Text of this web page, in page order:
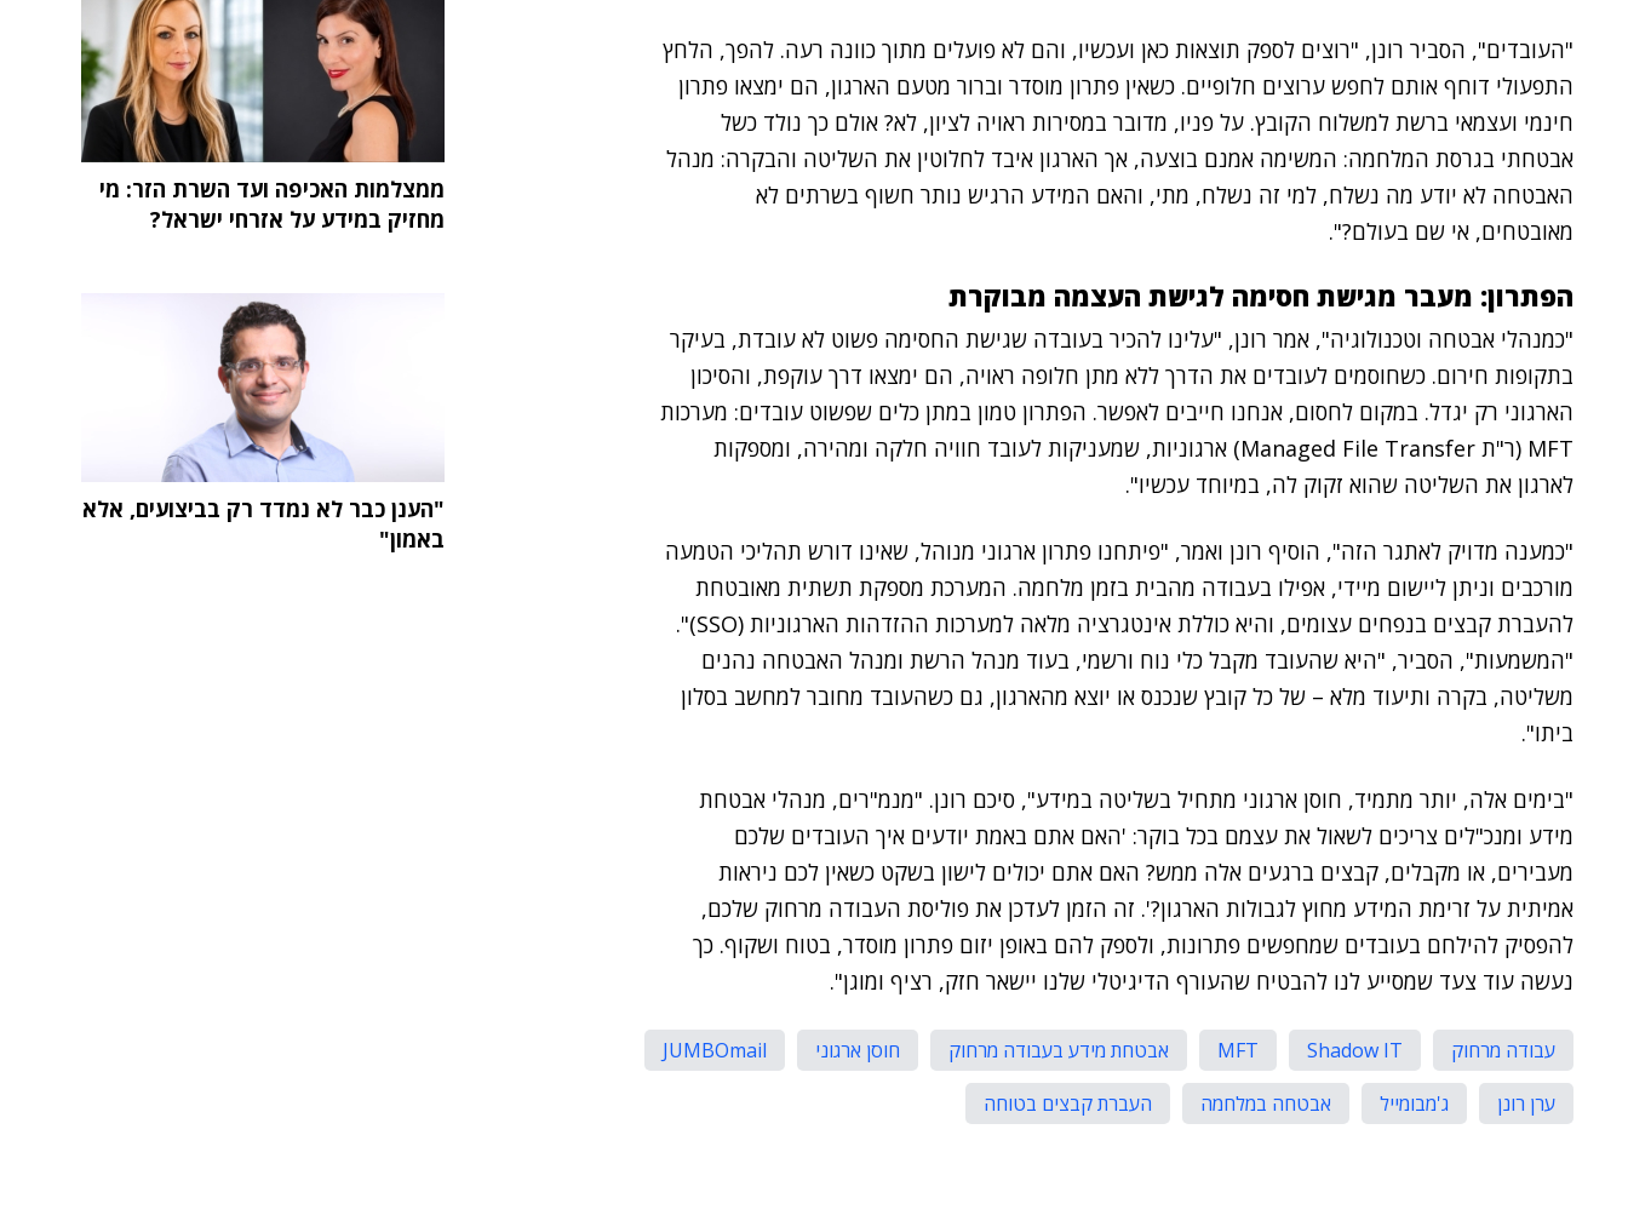
"העובדים", הסביר רונן, "רוצים לספק תוצאות כאן ועכשיו, והם לא פועלים מתוך כוונה רעה. להפך, הלחץ
התפעולי דוחף אותם לחפש ערוצים חלופיים. כשאין פתרון מוסדר וברור מטעם הארגון, הם ימצאו פתרון
חינמי ועצמאי ברשת למשלוח הקובץ. על פניו, מדובר במסירות ראויה לציון, לא? אולם כך נולד כשל
אבטחתי בגרסת המלחמה: המשימה אמנם בוצעה, אך הארגון איבד לחלוטין את השליטה והבקרה: מנהל
האבטחה לא יודע מה נשלח, למי זה נשלח, מתי, והאם המידע הרגיש נותר חשוף בשרתים לא
מאובטחים, אי שם בעולם?".
הפתרון: מעבר מגישת חסימה לגישת העצמה מבוקרת
"כמנהלי אבטחה וטכנולוגיה", אמר רונן, "עלינו להכיר בעובדה שגישת החסימה פשוט לא עובדת, בעיקר
בתקופות חירום. כשחוסמים לעובדים את הדרך ללא מתן חלופה ראויה, הם ימצאו דרך עוקפת, והסיכון
הארגוני רק יגדל. במקום לחסום, אנחנו חייבים לאפשר. הפתרון טמון במתן כלים שפשוט עובדים: מערכות
MFT (ר"ת Managed File Transfer) ארגוניות, שמעניקות לעובד חוויה חלקה ומהירה, ומספקות
לארגון את השליטה שהוא זקוק לה, במיוחד עכשיו".
"כמענה מדויק לאתגר הזה", הוסיף רונן ואמר, "פיתחנו פתרון ארגוני מנוהל, שאינו דורש תהליכי הטמעה
מורכבים וניתן ליישום מיידי, אפילו בעבודה מהבית בזמן מלחמה. המערכת מספקת תשתית מאובטחת
להעברת קבצים בנפחים עצומים, והיא כוללת אינטגרציה מלאה למערכות ההזדהות הארגוניות (SSO)".
"המשמעות", הסביר, "היא שהעובד מקבל כלי נוח ורשמי, בעוד מנהל הרשת ומנהל האבטחה נהנים
משליטה, בקרה ותיעוד מלא – של כל קובץ שנכנס או יוצא מהארגון, גם כשהעובד מחובר למחשב בסלון
ביתו".
"בימים אלה, יותר מתמיד, חוסן ארגוני מתחיל בשליטה במידע", סיכם רונן. "מנמ"רים, מנהלי אבטחת
מידע ומנכ"לים צריכים לשאול את עצמם בכל בוקר: 'האם אתם באמת יודעים איך העובדים שלכם
מעבירים, או מקבלים, קבצים ברגעים אלה ממש? האם אתם יכולים לישון בשקט כשאין לכם ניראות
אמיתית על זרימת המידע מחוץ לגבולות הארגון?'. זה הזמן לעדכן את פוליסת העבודה מרחוק שלכם,
להפסיק להילחם בעובדים שמחפשים פתרונות, ולספק להם באופן יזום פתרון מוסדר, בטוח ושקוף. כך
נעשה עוד צעד שמסייע לנו להבטיח שהעורף הדיגיטלי שלנו יישאר חזק, רציף ומוגן".
עבודה מרחוק Shadow IT
MFT אבטחת מידע בעבודה מרחוק חוסן ארגוני
JUMBOmail
ערן רונן
ג'מבומייל אבטחה במלחמה העברת קבצים בטוחה
ממצלמות האכיפה ועד השרת הזר: מי
מחזיק במידע על אזרחי ישראל?
"הענן כבר לא נמדד רק בביצועים, אלא
באמון"